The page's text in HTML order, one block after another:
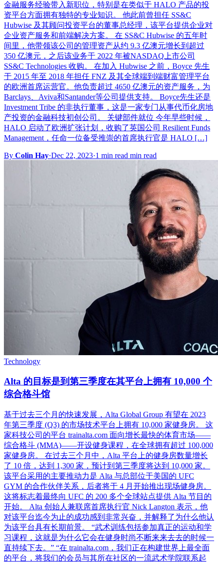
金融服务经验带入新职位，特别是在类似于 HALO 产品的投
资平台方面拥有独特的专业知识。 他此前曾担任 SS&C
Hubwise 及其顾问投资平台的董事总经理，该平台提供企业对
企业资产服务和前端解决方案。 在 SS&C Hubwise 的五年时
间里，他带领该公司的管理资产从约 9.3 亿澳元增长到超过
350 亿澳元，之后该业务于 2022 年被NASDAQ上市公司
SS&C Technologies 收购。 在加入 Hubwise 之前，Boyce 先生
于 2015 年至 2018 年担任 FNZ 及其全球端到端财富管理平台
的欧洲首席运营官。他负责超过 4650 亿澳元的资产服务，为
Barclays、Aviva和Santander等公司提供支持。 Boyce先生还是
Investment Tribe 的非执行董事，这是一家专门从事代币化房地
产投资的金融科技初创公司。 关键部件就位 今年早些时候，
HALO 启动了欧洲扩张计划，收购了英国公司 Resilient Funds
Management，任命一位备受推崇的首席执行官是 HALO […]
By Colin Hay·Dec 22, 2023·1 min read min read
Technology
Alta 的目标是到第三季度在其平台上拥有 10,000 个
综合格斗馆
基于过去三个月的快速发展，Alta Global Group 有望在 2023
年第三季度 (Q3) 的市场技术平台上拥有 10,000 家健身房。 这
家科技公司的平台 trainalta.com 面向增长最快的体育市场——
综合格斗 (MMA)——开设健身课程，在全球拥有超过 100,000
家健身房。 在过去三个月中，Alta 平台上的健身房数量增长
了 10 倍，达到 1,300 家，预计到第三季度将达到 10,000 家。
该平台采用的主要推动力是 Alta 与总部位于美国的 UFC
GYM 的合作伙伴关系，后者将于 4 月开始推出现场健身房。
这将标志着最终向 UFC 的 200 多个全球站点提供 Alta 节目的
开始。 Alta 创始人兼联席首席执行官 Nick Langton 表示，他
对该平台迄今为止的成功感到非常兴奋，并解释了为什么他认
为该平台具有长期前景。 “武术训练包括参加真正的运动和学
习课程，这就是为什么它会在健身时尚不断来来去去的时候一
直持续下去。” “在 trainalta.com，我们正在构建世界上最全面
的平台，将我们的会员与其所在社区的一流武术学院联系起